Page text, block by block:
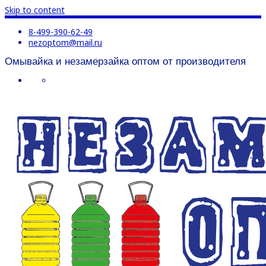
Skip to content
8-499-390-62-49
nezoptom@mail.ru
Омывайка и незамерзайка оптом от производителя